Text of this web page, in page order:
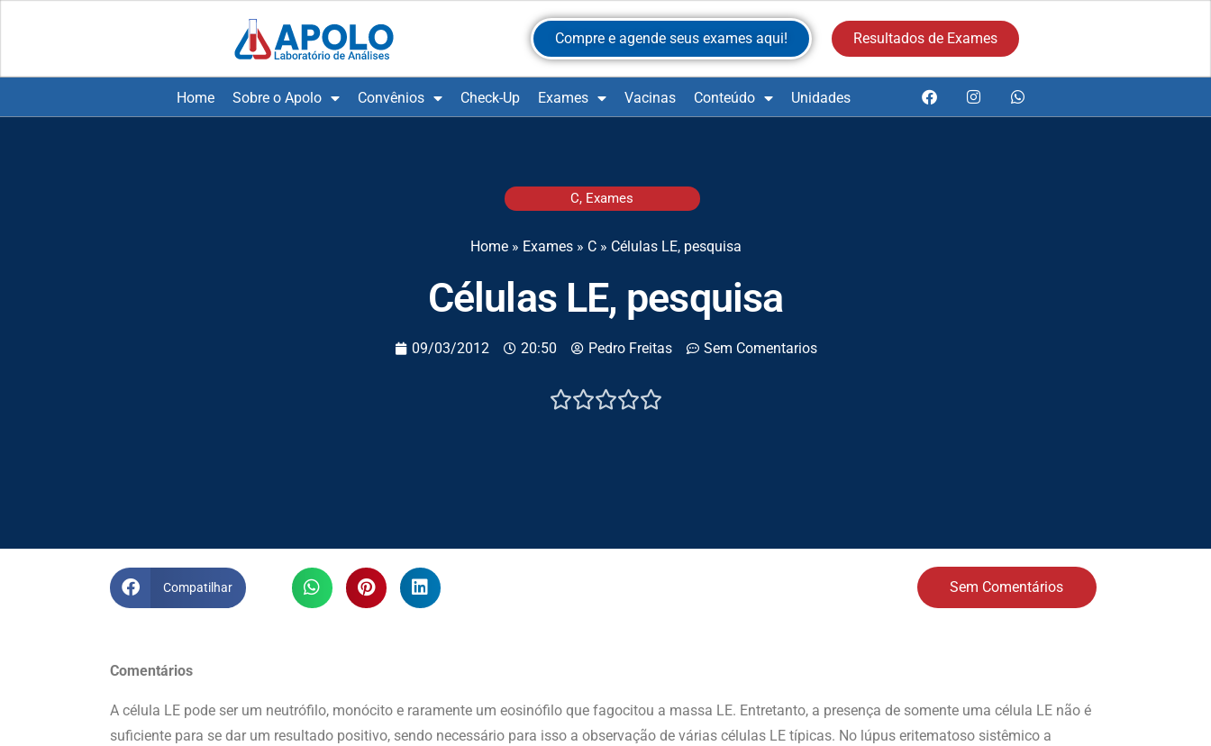
Compre e agende seus exames aqui! Resultados de Exames
Home Sobre o Apolo Convênios Check-Up Exames Vacinas Conteúdo Unidades
C, Exames
Home» Exames» C» Células LE, pesquisa
Células LE, pesquisa
09/03/2012 20:50 Pedro Freitas Sem Comentarios

Compatilhar Sem Comentários
Comentários
A célula LE pode ser um neutrófilo, monócito e raramente um eosinófilo que fagocitou a massa LE. Entretanto, a presença de somente uma célula LE não é
suficiente para se dar um resultado positivo, sendo necessário para isso a observação de várias células LE típicas. No lúpus eritematoso sistêmico a